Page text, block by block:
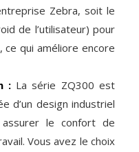
Zebra, soit le
de l’utilisateur) pour
qui améliore encore
:La série ZQ300 est
d’un design industriel
le confort de
Vous avez le choix